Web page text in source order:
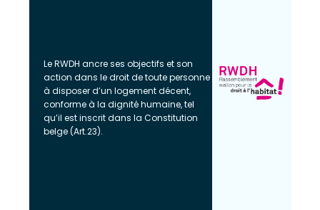
Le RWDH ancre ses objectifs et son
action dans le droit de toute personne
à disposer d’un logement décent,
conforme à la dignité humaine, tel
qu’il est inscrit dans la Constitution
belge (Art.23).